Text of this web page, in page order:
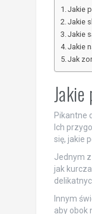
Jakie
Jakie
Jakie
Jakie
Jak
Pikantne
Ich
się, jakie
Jednym
jak
Innym
aby obok